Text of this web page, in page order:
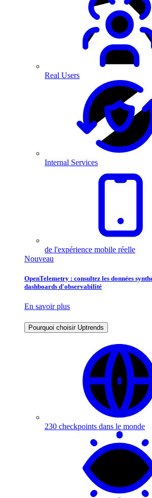
Real Users
Internal Services
de l'expérience mobile réelle
Nouveau
OpenTelemetry : consultez les données
dashboards d'observabilité
En savoir plus
Pourquoi choisir Uptrends
230 checkpoints dans le monde